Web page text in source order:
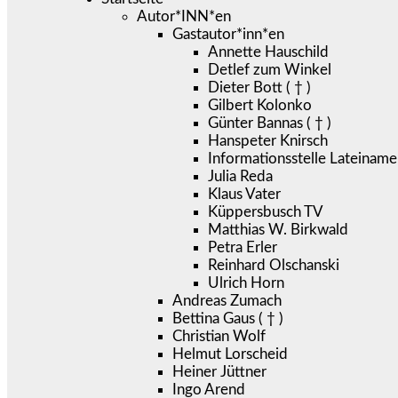
Autor*INN*en
Gastautor*inn*en
Annette Hauschild
Detlef zum Winkel
Dieter Bott ( † )
Gilbert Kolonko
Günter Bannas ( † )
Hanspeter Knirsch
Informationsstelle
Julia Reda
Klaus Vater
Küppersbusch TV
Matthias W. Birkwald
Petra Erler
Reinhard Olschanski
Ulrich Horn
Andreas Zumach
Bettina Gaus ( † )
Christian Wolf
Helmut Lorscheid
Heiner Jüttner
Ingo Arend